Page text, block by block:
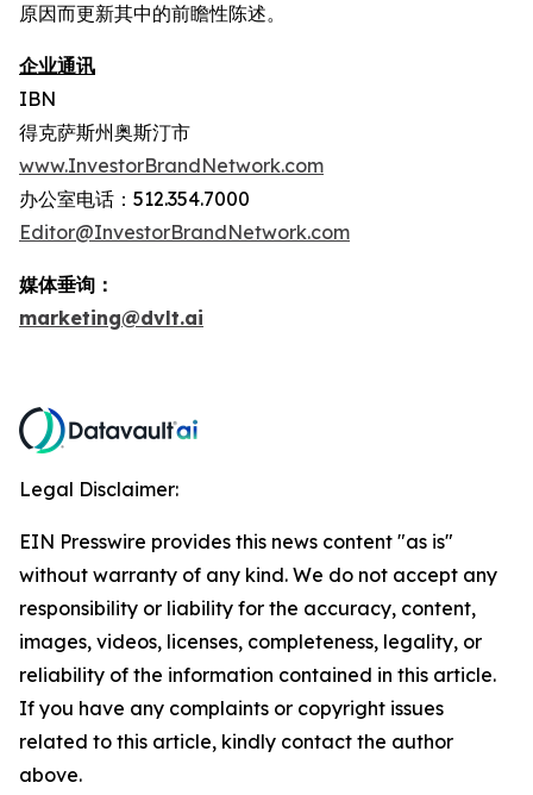
原因而更新其中的前瞻性陈述。
企业通讯
IBN
得克萨斯州奥斯汀市
www.InvestorBrandNetwork.com
办公室电话：512.354.7000
Editor@InvestorBrandNetwork.com
媒体垂询：
marketing@dvlt.ai
Legal Disclaimer:
EIN Presswire provides this news content "as is"
without warranty of any kind. We do not accept any
responsibility or liability for the accuracy, content,
images, videos, licenses, completeness, legality, or
reliability of the information contained in this article.
If you have any complaints or copyright issues
related to this article, kindly contact the author
above.